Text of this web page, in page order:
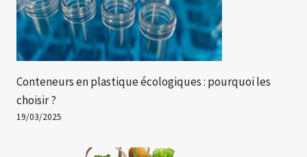
Conteneurs en plastique écologiques : pourquoi les
choisir ?
19/03/2025